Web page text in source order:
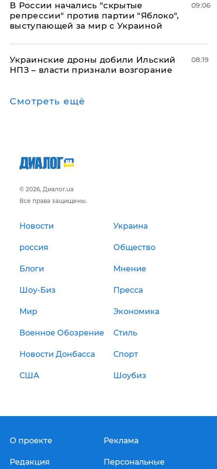
В России начались "скрытые
репрессии" против партии "Яблоко",
выступающей за мир с Украиной
09:06
Украинские дроны добили Ильский
НПЗ – власти признали возгорание
08:19
Смотреть ещё
© 2026, Диалог.ua
Все права защищены.
Новости Украина
россия Общество
Блоги Мнение
Шоу-Биз Пресса
Мир Экономика
Военное Обозрение Стиль
Новости Донбасса Спорт
США Шоубиз
О проекте
Редакция
Реклама
Персональные